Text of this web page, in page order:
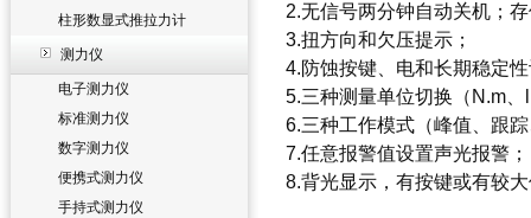
柱形数显式推拉力计
测力仪
电子测力仪
标准测力仪
数字测力仪
便携式测力仪
手持式测力仪
2.无信号两分钟自动关机；
3.扭方向和欠压提示；
4.防蚀按键、电和长期稳定
5.三种测量单位切换（N.m、
6.三种工作模式（峰值、跟
7.任意报警值设置声光报警；
8.背光显示，有按键或有较